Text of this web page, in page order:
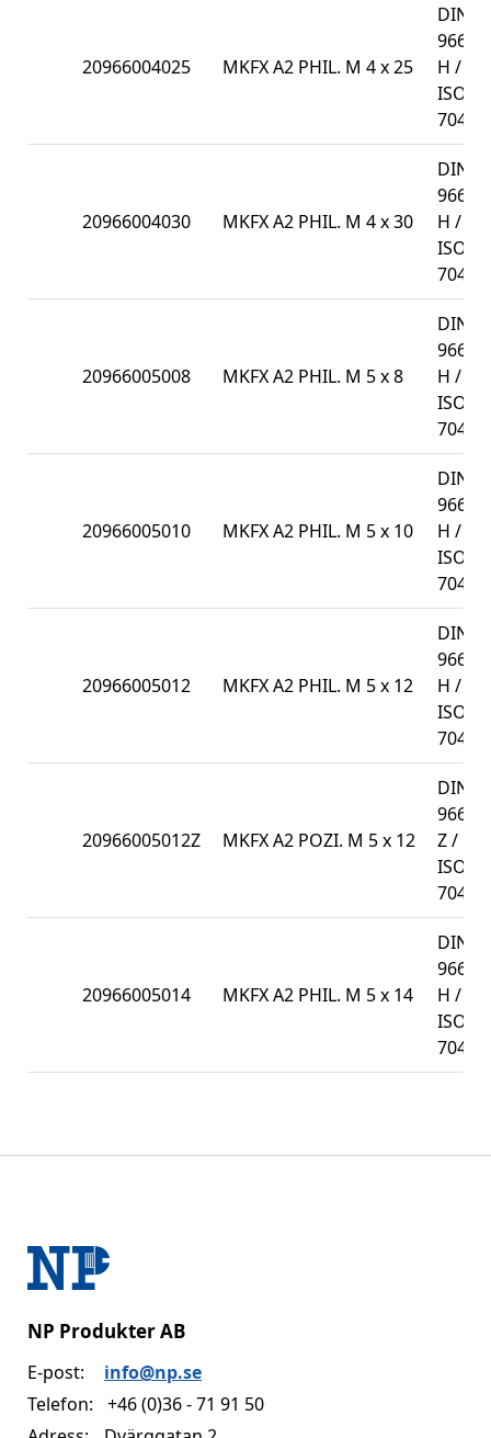
20966004025 MKFX A2 PHIL. M 4 x 25
DIN
966-
H /
ISO
7047
20966004030 MKFX A2 PHIL. M 4 x 30
DIN
966-
H /
ISO
7047
20966005008 MKFX A2 PHIL. M 5 x 8
DIN
966-
H /
ISO
7047
20966005010 MKFX A2 PHIL. M 5 x 10
DIN
966-
H /
ISO
7047
20966005012 MKFX A2 PHIL. M 5 x 12
DIN
966-
H /
ISO
7047
20966005012Z MKFX A2 POZI. M 5 x 12
DIN
966-
Z /
ISO
7047
20966005014 MKFX A2 PHIL. M 5 x 14
DIN
966-
H /
ISO
7047
NP Produkter AB
E-post:
info@np.se
Telefon:
+46 (0)36 - 71 91 50